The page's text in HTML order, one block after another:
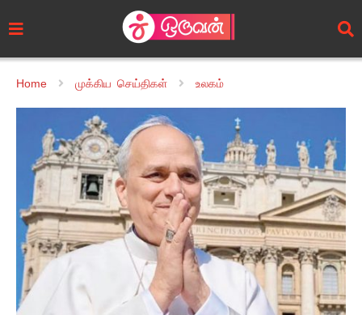
Home முக்கிய செய்திகள் உலகம்